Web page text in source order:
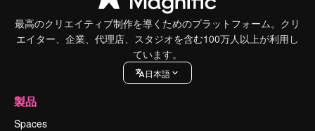
最高のクリエイティブ制作を導くためのプラットフォーム。クリ
エイター、企業、代理店、スタジオを含む100万人以上が利用し
ています。
日本語
製品
Spaces